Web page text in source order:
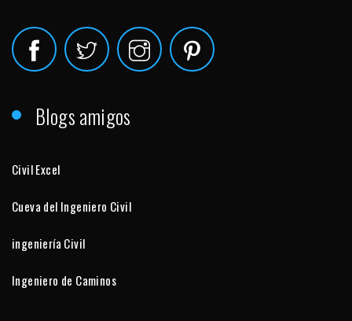
Blogs amigos
Civil Excel
Cueva del Ingeniero Civil
ingeniería Civil
Ingeniero de Caminos